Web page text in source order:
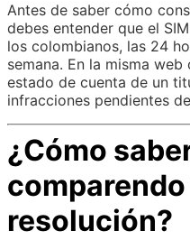
Antes de saber cómo
debes entender que el
los colombianos, las 24
semana. En la misma
estado de cuenta de un
infracciones pendientes
¿Cómo
resolución?